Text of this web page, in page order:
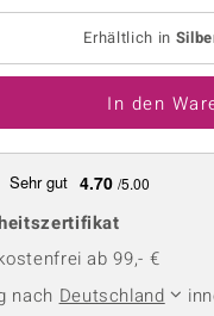
Ringgröße
Erhältlich in
In den
Sehr gut 4.70 /5.00
ab 99,- €
nach Deutschland